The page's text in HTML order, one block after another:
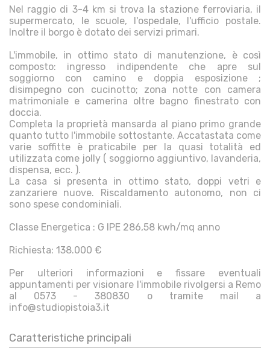
Nel raggio di 3-4 km si trova la stazione ferroviaria, il
supermercato, le scuole, l'ospedale, l'ufficio postale.
Inoltre il borgo è dotato dei servizi primari.
L'immobile, in ottimo stato di manutenzione, è così
composto: ingresso indipendente che apre sul
soggiorno con camino e doppia esposizione ;
disimpegno con cucinotto; zona notte con camera
matrimoniale e camerina oltre bagno finestrato con
doccia.
Completa la proprietà mansarda al piano primo grande
quanto tutto l'immobile sottostante. Accatastata come
varie soffitte è praticabile per la quasi totalità ed
utilizzata come jolly ( soggiorno aggiuntivo, lavanderia,
dispensa, ecc. ).
La casa si presenta in ottimo stato, doppi vetri e
zanzariere nuove. Riscaldamento autonomo, non ci
sono spese condominiali.
Classe Energetica : G IPE 286,58 kwh/mq anno
Richiesta: 138.000 €
Per ulteriori informazioni e fissare eventuali
appuntamenti per visionare l'immobile rivolgersi a Remo
al 0573 - 380830 o tramite mail a
info@studiopistoia3.it
Caratteristiche principali